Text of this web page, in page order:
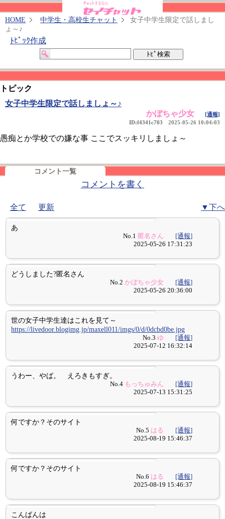
HOME 中学生・高校生チャット
女子中学生限定で話しまし
ょ～♪
ﾄﾋﾟｯｸ作成
トピック
女子中学生限定で話しましょ～♪
かぼちゃ少女
[通報]
ID:f4341c703 2025-05-26 10:04:03
愚痴とか学校での嫌な事 ここでスッキリしましょ～
コメント一覧
コメントを書く
全て 更新 ▼下へ
あ
No.1 匿名さん
[通報]
2025-05-26 17:31:23
どうしました?匿名さん
No.2かぼちゃ少女
[通報]
2025-05-26 20:36:00
世の女子中学生達はこれを見て～
https://livedoor.blogimg.jp/maxell011/imgs/0/d/0dcbd0be.jpg
No.3 ゆ
[通報]
2025-07-12 16:32:14
うわー、やば。 えろきもすぎ。
No.4 もっちゅみん
[通報]
2025-07-13 15:31:25
何ですか？そのサイト
No.5 はる
[通報]
2025-08-19 15:46:37
何ですか？そのサイト
No.6 はる
[通報]
2025-08-19 15:46:37
こんばんは